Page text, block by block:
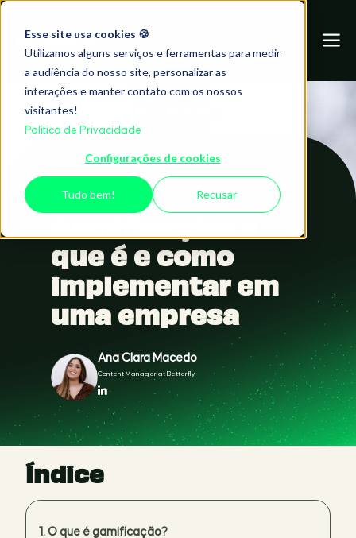
Esse site usa cookies 🍪
Utilizamos alguns serviços e ferramentas para medir
a audiência do nosso site, personalizar as
interações e manter contato com os nossos
visitantes!
Política de Privacidade
Configurações de cookies
Tudo bem! Recusar
Ultima atualização:
que é e como
implementar em
uma empresa
Ana Clara Macedo
Content Manager at Betterfly
Índice
O que é gamificação?